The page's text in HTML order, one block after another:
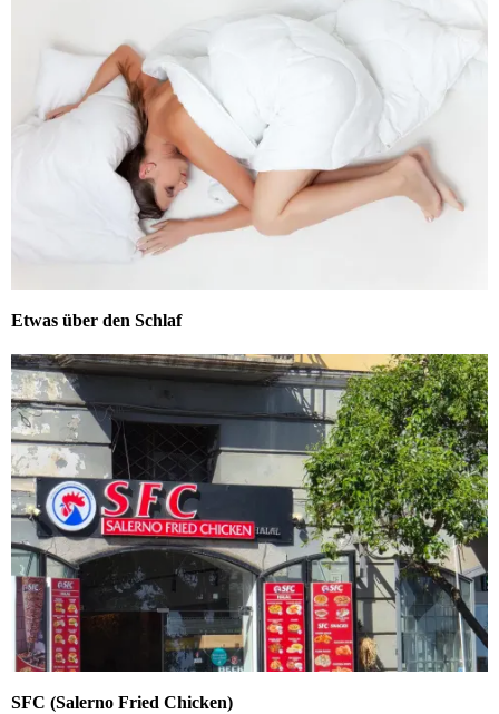
Etwas über den Schlaf
SFC (Salerno Fried Chicken)